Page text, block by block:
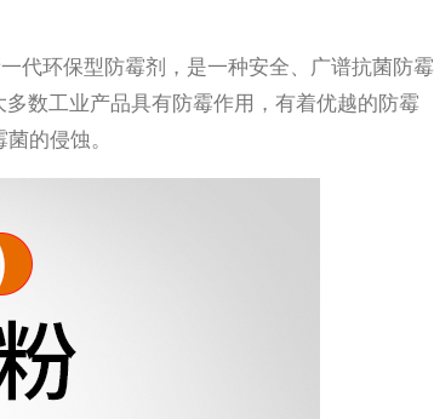
代环保型防霉剂，是一种安全、广谱抗菌防霉
数工业产品具有防霉作用，有着优越的防霉
的侵蚀。